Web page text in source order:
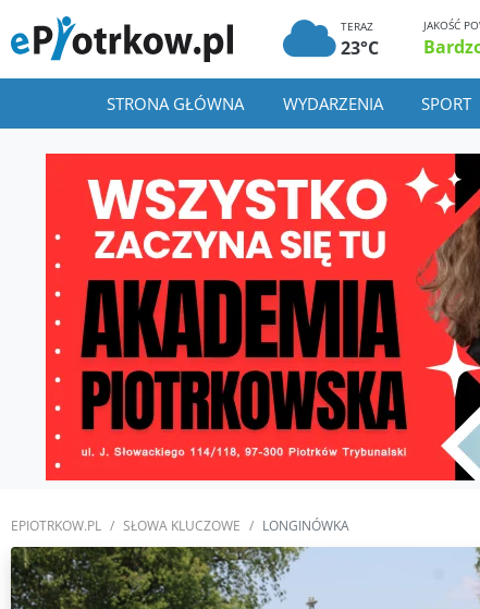
TERAZ
23°C
JAKOŚĆ
STRONA GŁÓWNA WYDARZENIA SPORT
EPIOTRKOW.PL SŁOWA KLUCZOWE LONGINÓWKA